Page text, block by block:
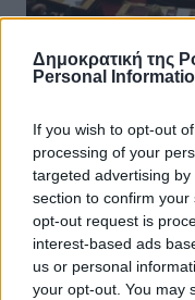
Δημοκρατική της
Personal
If you wish to opt-out
processing of your
targeted advertising
section to confirm
opt-out request is
interest-based ads
us or personal
your opt-out. You may
κατέθεσαν
Στον εισαγγελέα θα
Πόθεν Έσχες τα 9
δήλωση
(εισοδήματα 2015).